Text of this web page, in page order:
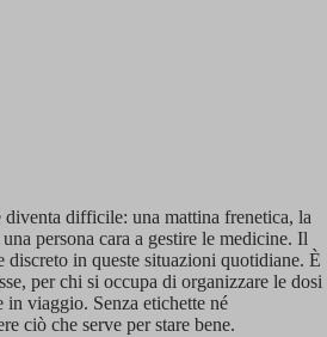
difficile: una mattina frenetica, la
persona cara a gestire le medicine. Il
in queste situazioni quotidiane. È
per chi si occupa di organizzare le dosi
in viaggio. Senza etichette né
ciò che serve per stare bene.